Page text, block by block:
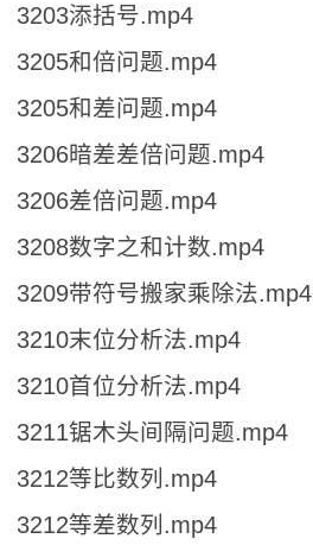
3203添括号.mp4
3205和倍问题.mp4
3205和差问题.mp4
3206暗差差倍问题.mp4
3206差倍问题.mp4
3208数字之和计数.mp4
3209带符号搬家乘除法.mp4
3210末位分析法.mp4
3210首位分析法.mp4
3211锯木头间隔问题.mp4
3212等比数列.mp4
3212等差数列.mp4